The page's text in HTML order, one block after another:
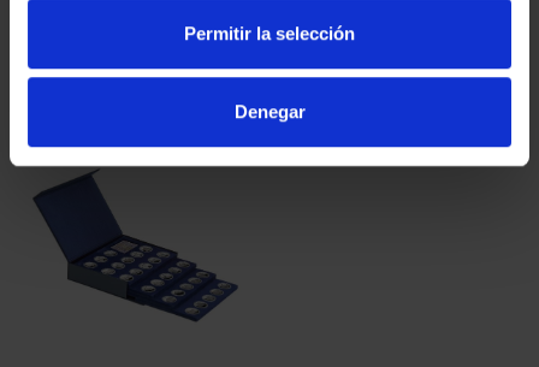
Permitir la selección
Denegar
registrados
registrados